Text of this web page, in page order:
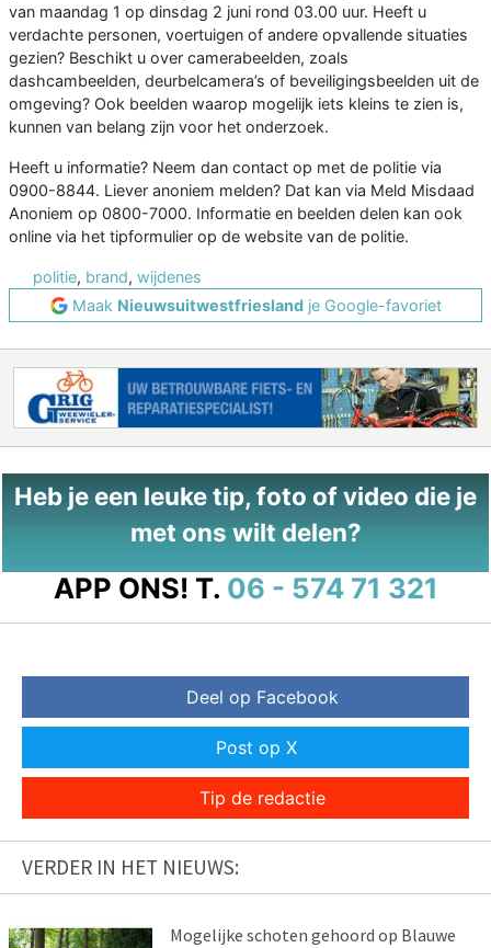
van maandag 1 op dinsdag 2 juni rond 03.00 uur. Heeft u
verdachte personen, voertuigen of andere opvallende situaties
gezien? Beschikt u over camerabeelden, zoals
dashcambeelden, deurbelcamera’s of beveiligingsbeelden uit de
omgeving? Ook beelden waarop mogelijk iets kleins te zien is,
kunnen van belang zijn voor het onderzoek.
Heeft u informatie? Neem dan contact op met de politie via
0900-8844. Liever anoniem melden? Dat kan via Meld Misdaad
Anoniem op 0800-7000. Informatie en beelden delen kan ook
online via het tipformulier op de website van de politie.
politie, brand, wijdenes
Maak Nieuwsuitwestfrieslandje Google-favoriet
Heb je een leuke tip, foto of video die je
met ons wilt delen?
APP ONS! T. 06 - 574 71 321
Deel op Facebook
Post op X
Tip de redactie
VERDER IN HET NIEUWS:
Mogelijke schoten gehoord op Blauwe